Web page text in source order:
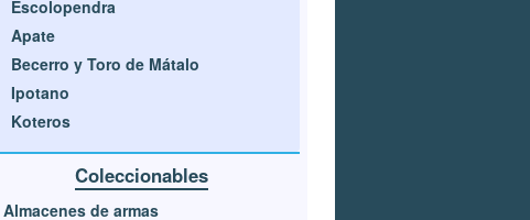
Escolopendra
Apate
Becerro y Toro de Mátalo
Ipotano
Koteros
Coleccionables
Almacenes de armas